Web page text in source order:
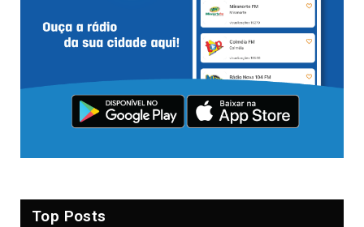
Top Posts